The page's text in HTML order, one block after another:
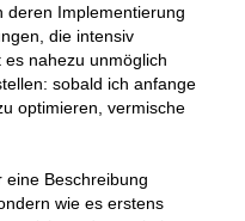
deren Implementierung
die intensiv
nahezu unmöglich
sobald ich anfange
optimieren, vermische
eine Beschreibung
wie es erstens